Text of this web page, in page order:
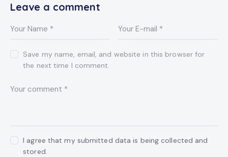
Leave a comment
Save my name, email, and website in this browser for
the next time I comment.
I agree that my submitted data is being collected and
stored.